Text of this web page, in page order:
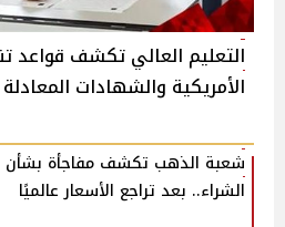
التعليم العالي تكشف قواعد
الأمريكية والشهادات المعادلة
شعبة الذهب تكشف مفاجأة بشأن
الشراء.. بعد تراجع الأسعار عالميًا